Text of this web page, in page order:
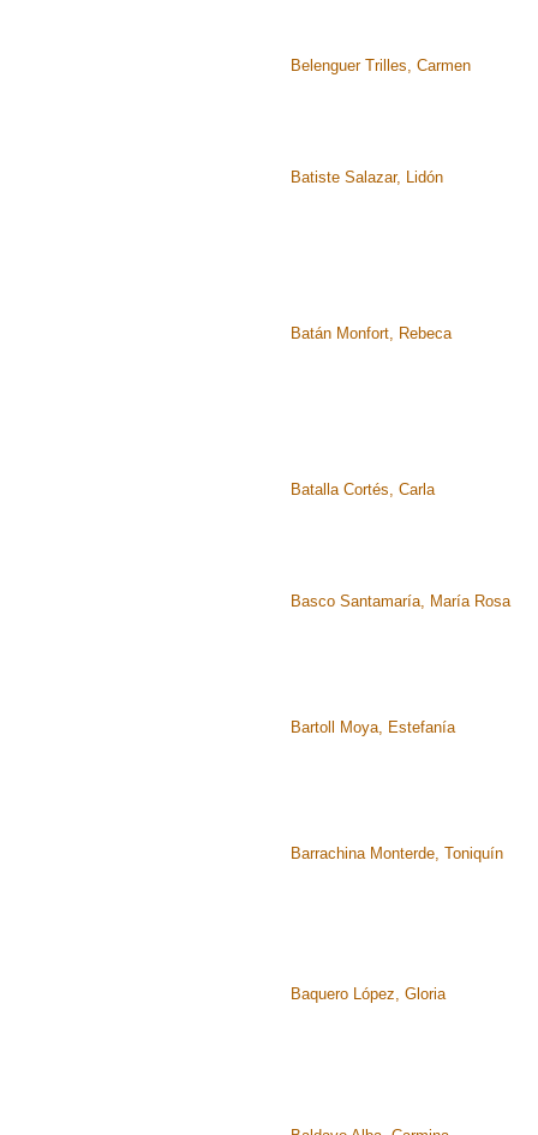
Belenguer Trilles, Carmen
Batiste Salazar, Lidón
Batán Monfort, Rebeca
Batalla Cortés, Carla
Basco Santamaría, María Rosa
Bartoll Moya, Estefanía
Barrachina Monterde, Toniquín
Baquero López, Gloria